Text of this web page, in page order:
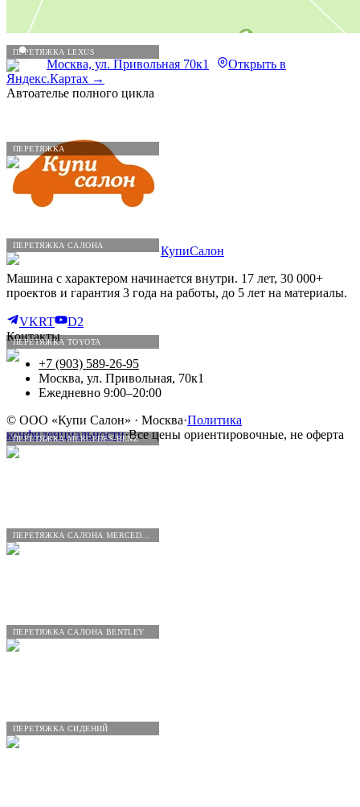
ПЕРЕТЯЖКА LEXUS
ПЕРЕТЯЖКА
ПЕРЕТЯЖКА САЛОНА
ПЕРЕТЯЖКА TOYOTA
ПЕРЕТЯЖКА MERCEDES-BENZ
ПЕРЕТЯЖКА САЛОНА BENTLEY
ПЕРЕТЯЖКА СИДЕНИЙ
Москва, ул. Привольная 70к1
Открыть в
Яндекс.Картах →
Автоателье полного цикла
КупиСалон
Машина с характером начинается внутри. 17 лет, 30 000+
проектов и гарантия 3 года на работы, до 5 лет на материалы.
VKRT
D2
Контакты
+7 (903) 589-26-95
Москва, ул. Привольная, 70к1
Ежедневно 9:00–20:00
© ООО «Купи Салон» · Москва·Политика
конфиденциальности·Все цены ориентировочные, не оферта